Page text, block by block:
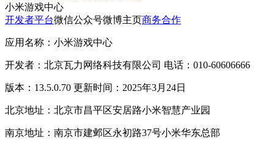
小米游戏中心
开发者平台微信公众号微博主页商务合作
应用名称：小米游戏中心
开发者：北京瓦力网络科技有限公司 电话：010-60606666
版本：13.5.0.70 更新时间：2025年3月24日
北京地址：北京市昌平区安居路小米智慧产业园
南京地址：南京市建邺区永初路37号小米华东总部